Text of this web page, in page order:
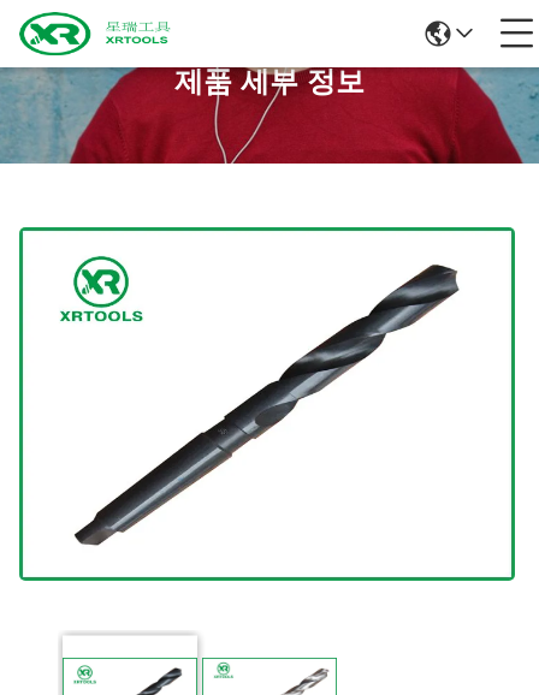
제품 세부 정보